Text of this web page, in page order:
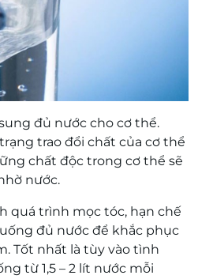
đủ nước cho cơ thể.
trao đổi chất của cơ thể
chất độc trong cơ thể sẽ
nước.
quá trình mọc tóc, hạn chế
đủ nước để khắc phục
Tốt nhất là tùy vào tình
từ 1,5 – 2 lít nước mỗi